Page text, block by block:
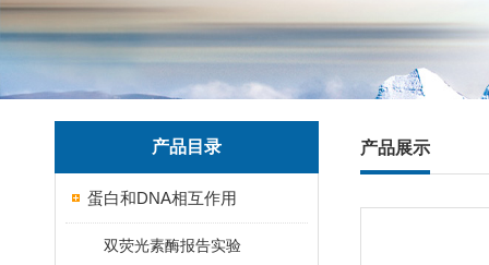
产品目录
蛋白和DNA相互作用
双荧光素酶报告实验
产品展示